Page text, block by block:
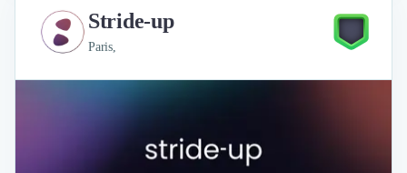
Design Industriel
Packaging & Emballages
Stride-up
Paris,